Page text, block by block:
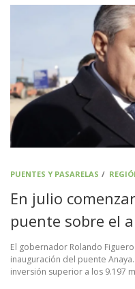
PUENTES Y PASARELAS /
En julio
puente sobre el
El gobernador Rolando
inauguración del puente
inversión superior a los 9.197